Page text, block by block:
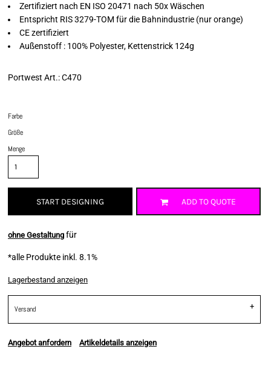
Zertifiziert nach EN ISO 20471 nach 50x Wäschen
Entspricht RIS 3279-TOM für die Bahnindustrie (nur orange)
CE zertifiziert
Außenstoff : 100% Polyester, Kettenstrick 124g
Portwest Art.: C470
Farbe
Größe
Menge
START DESIGNING ADD TO QUOTE
ohne Gestaltung für
*alle Produkte inkl. 8.1%
Lagerbestand anzeigen
Versand
Angebot anfordern Artikeldetails anzeigen